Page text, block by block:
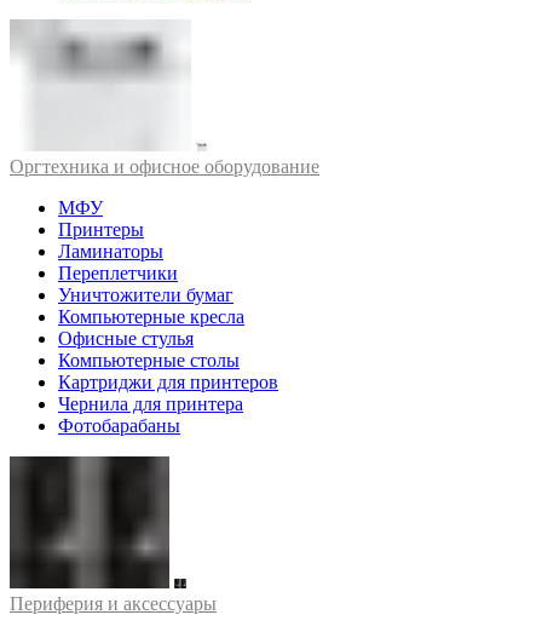
Оргтехника и офисное оборудование
МФУ
Принтеры
Ламинаторы
Переплетчики
Уничтожители бумаг
Компьютерные кресла
Офисные стулья
Компьютерные столы
Картриджи для принтеров
Чернила для принтера
Фотобарабаны
Периферия и аксессуары